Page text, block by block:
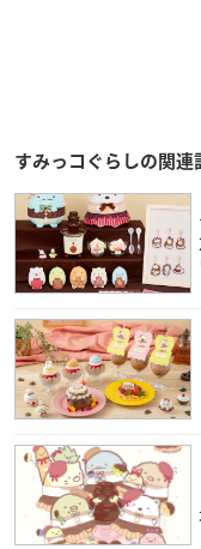
すみっコぐらしの関連